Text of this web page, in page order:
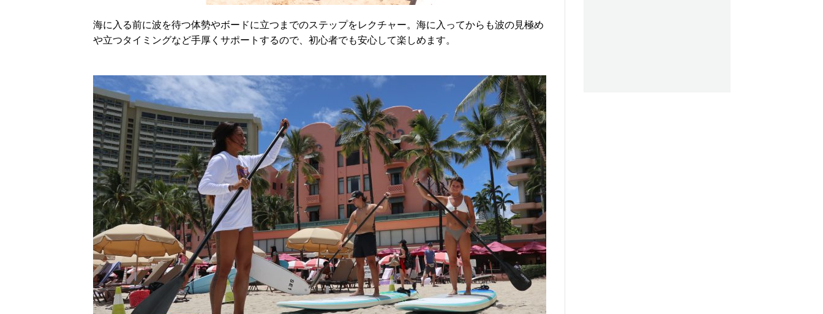
海に入る前に波を待つ体勢やボードに立つまでのステップをレクチャー。海に入ってからも波の見極め
や立つタイミングなど手厚くサポートするので、初心者でも安心して楽しめます。